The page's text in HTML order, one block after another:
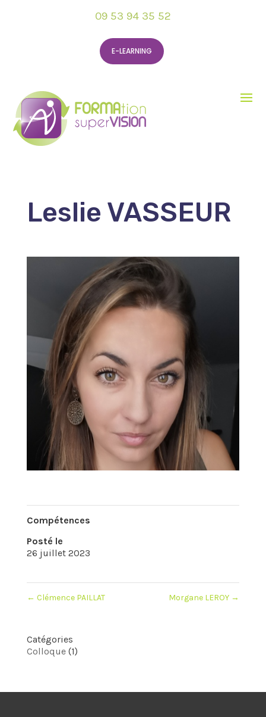
09 53 94 35 52
E-LEARNING
Leslie VASSEUR
Compétences
Posté le
26 juillet 2023
← Clémence PAILLAT Morgane LEROY →
Catégories
Colloque(1)